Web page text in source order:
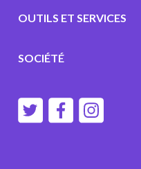
OUTILS ET SERVICES
SOCIÉTÉ